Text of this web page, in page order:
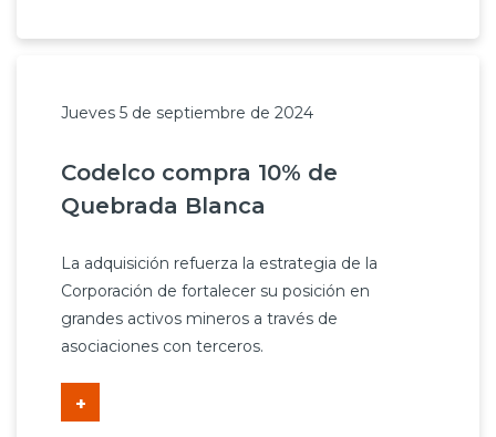
Jueves 5 de septiembre de 2024
Codelco compra 10% de
Quebrada Blanca
La adquisición refuerza la estrategia de la
Corporación de fortalecer su posición en
grandes activos mineros a través de
asociaciones con terceros.
+